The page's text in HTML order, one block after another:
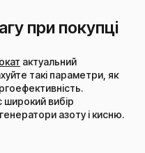
при покупці
актуальний
такі параметри, як
широкий вибір
азоту і кисню.